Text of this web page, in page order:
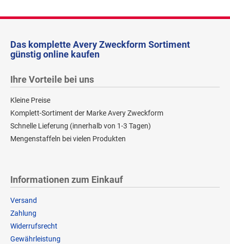
Das komplette Avery Zweckform Sortiment
günstig online kaufen
Ihre Vorteile bei uns
Kleine Preise
Komplett-Sortiment der Marke Avery Zweckform
Schnelle Lieferung (innerhalb von 1-3 Tagen)
Mengenstaffeln bei vielen Produkten
Informationen zum Einkauf
Versand
Zahlung
Widerrufsrecht
Gewährleistung